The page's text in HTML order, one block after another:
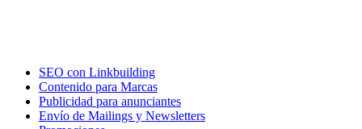
SEO con Linkbuilding
Contenido para Marcas
Publicidad para anunciantes
Envío de Mailings y Newsletters